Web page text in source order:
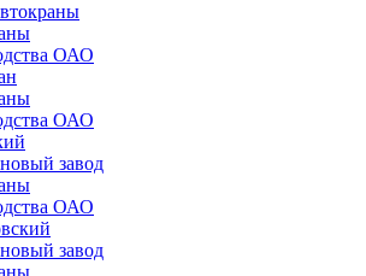
ОАО
ОАО
завод
ОАО
завод